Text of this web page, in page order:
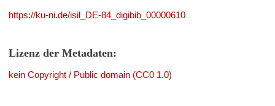
https://ku-ni.de/isil_DE-84_digibib_00000610
Lizenz der Metadaten:
kein Copyright / Public domain (CC0 1.0)